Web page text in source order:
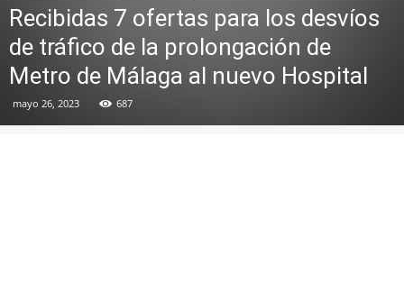
Recibidas 7 ofertas para los desvíos
de tráfico de la prolongación de
Metro de Málaga al nuevo Hospital
mayo 26, 2023 687